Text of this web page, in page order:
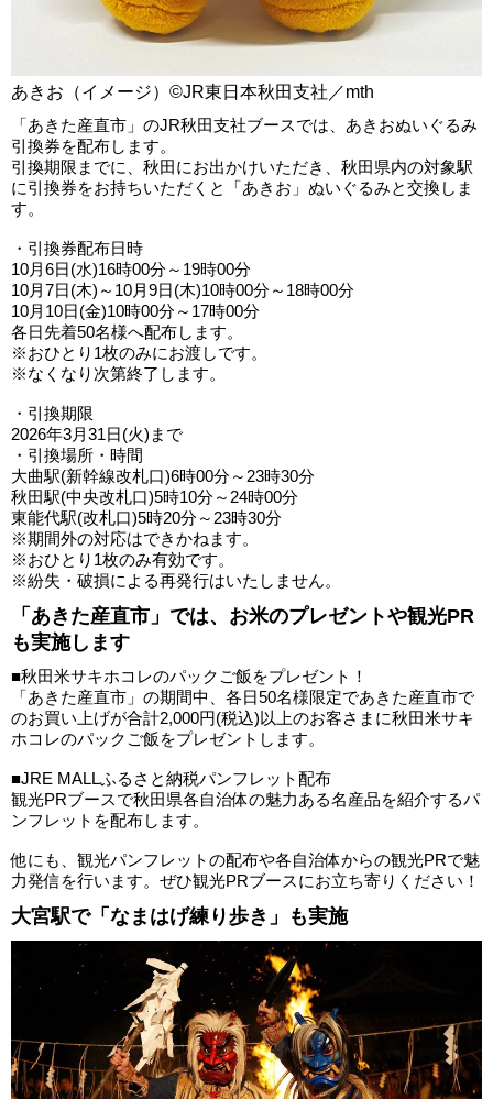
あきお（イメージ）©JR東日本秋田支社／mth
「あきた産直市」のJR秋田支社ブースでは、あきおぬいぐるみ
引換券を配布します。
引換期限までに、秋田にお出かけいただき、秋田県内の対象駅
に引換券をお持ちいただくと「あきお」ぬいぐるみと交換しま
す。
・引換券配布日時
10月6日(水)16時00分～19時00分
10月7日(木)～10月9日(木)10時00分～18時00分
10月10日(金)10時00分～17時00分
各日先着50名様へ配布します。
※おひとり1枚のみにお渡しです。
※なくなり次第終了します。
・引換期限
2026年3月31日(火)まで
・引換場所・時間
大曲駅(新幹線改札口)6時00分～23時30分
秋田駅(中央改札口)5時10分～24時00分
東能代駅(改札口)5時20分～23時30分
※期間外の対応はできかねます。
※おひとり1枚のみ有効です。
※紛失・破損による再発行はいたしません。
「あきた産直市」では、お米のプレゼントや観光PR
も実施します
■秋田米サキホコレのパックご飯をプレゼント！
「あきた産直市」の期間中、各日50名様限定であきた産直市で
のお買い上げが合計2,000円(税込)以上のお客さまに秋田米サキ
ホコレのパックご飯をプレゼントします。
■JRE MALLふるさと納税パンフレット配布
観光PRブースで秋田県各自治体の魅力ある名産品を紹介するパ
ンフレットを配布します。
他にも、観光パンフレットの配布や各自治体からの観光PRで魅
力発信を行います。ぜひ観光PRブースにお立ち寄りください！
大宮駅で「なまはげ練り歩き」も実施